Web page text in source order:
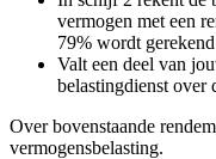
vermogen met een
79% wordt
Valt een deel van
belastingdienst over
Over bovenstaande
vermogensbelasting.